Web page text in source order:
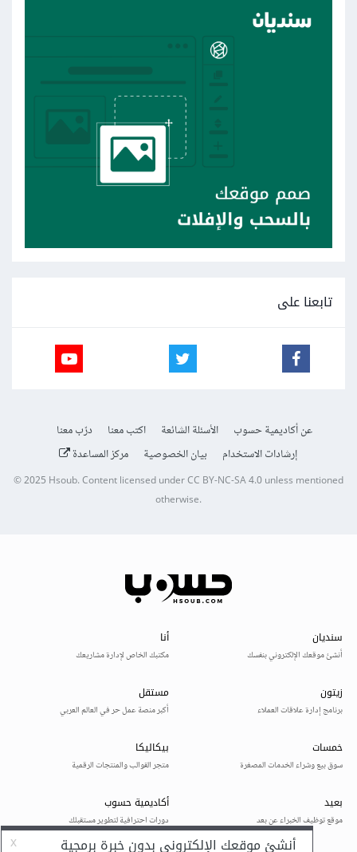
تابعنا على
عن أكاديمية حسوب الأسئلة الشائعة اكتب معنا
درّب معنا
إرشادات الاستخدام
بيان الخصوصية مركز المساعدة
© 2025Hsoub.Content licensed underCC BY-NC-SA 4.0unless mentioned
otherwise.